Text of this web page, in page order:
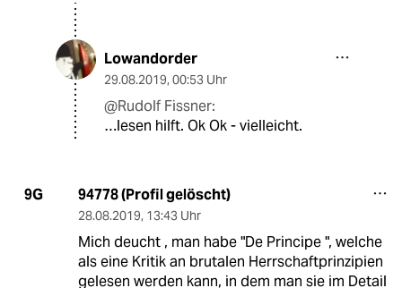
Lowandorder
29.08.2019, 00:53 Uhr
@Rudolf Fissner:
…lesen hilft. Ok Ok - vielleicht.
9G 94778 (Profil gelöscht)
28.08.2019, 13:43 Uhr
Mich deucht , man habe "De Principe ", welche
als eine Kritik an brutalen Herrschaftprinzipien
gelesen werden kann, in dem man sie im Detail